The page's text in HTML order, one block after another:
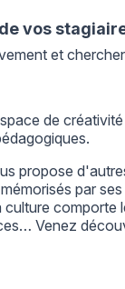
vos
et
de
propose
par
culture comporte
Venez